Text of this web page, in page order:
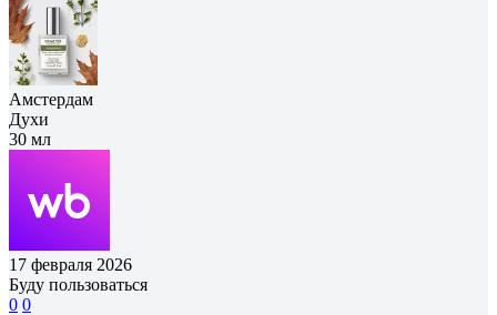
Амстердам
Духи
30 мл
17 февраля 2026
Буду пользоваться
0 0